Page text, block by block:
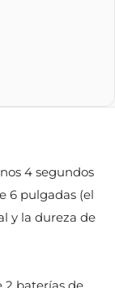
4 segundos
6 pulgadas (el
y la dureza de